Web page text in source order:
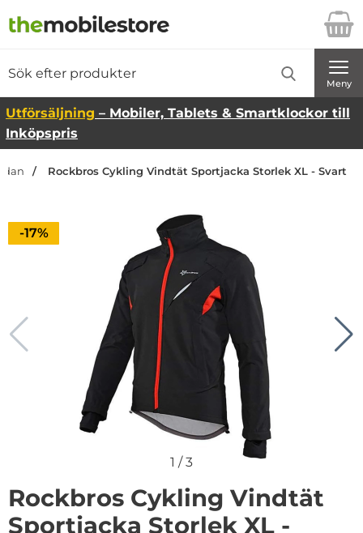
Startsidan för Danira Telecom AB
Meny
Utförsäljning – Mobiler, Tablets & Smartklockor till
Inköpspris
Rockbros Cykling Vindtät Sportjacka Storlek XL - Svart
Priset är nedsatt med
-17%
1 /3
Rockbros Cykling Vindtät
Sportjacka Storlek XL -